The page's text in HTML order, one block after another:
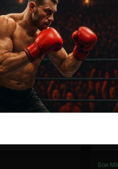
UFC on
Бои